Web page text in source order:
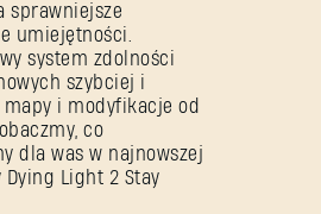
sprawniejsze
umiejętności.
system zdolności
szybciej i
i modyfikacje od
co
dla was w najnowszej
Light 2 Stay